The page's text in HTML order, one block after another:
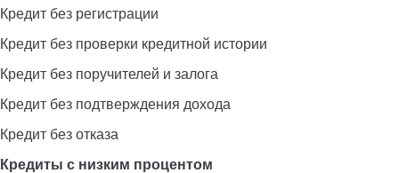
Кредит без регистрации
Кредит без проверки кредитной истории
Кредит без поручителей и залога
Кредит без подтверждения дохода
Кредит без отказа
Кредиты с низким процентом